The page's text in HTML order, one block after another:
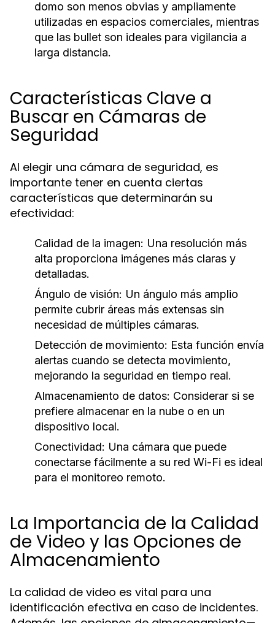
domo son menos obvias y ampliamente
utilizadas en espacios comerciales, mientras
que las bullet son ideales para vigilancia a
larga distancia.
Características Clave a
Buscar en Cámaras de
Seguridad
Al elegir una cámara de seguridad, es
importante tener en cuenta ciertas
características que determinarán su
efectividad:
Calidad de la imagen: Una resolución más
alta proporciona imágenes más claras y
detalladas.
Ángulo de visión: Un ángulo más amplio
permite cubrir áreas más extensas sin
necesidad de múltiples cámaras.
Detección de movimiento: Esta función envía
alertas cuando se detecta movimiento,
mejorando la seguridad en tiempo real.
Almacenamiento de datos: Considerar si se
prefiere almacenar en la nube o en un
dispositivo local.
Conectividad: Una cámara que puede
conectarse fácilmente a su red Wi-Fi es ideal
para el monitoreo remoto.
La Importancia de la Calidad
de Video y las Opciones de
Almacenamiento
La calidad de video es vital para una
identificación efectiva en caso de incidentes.